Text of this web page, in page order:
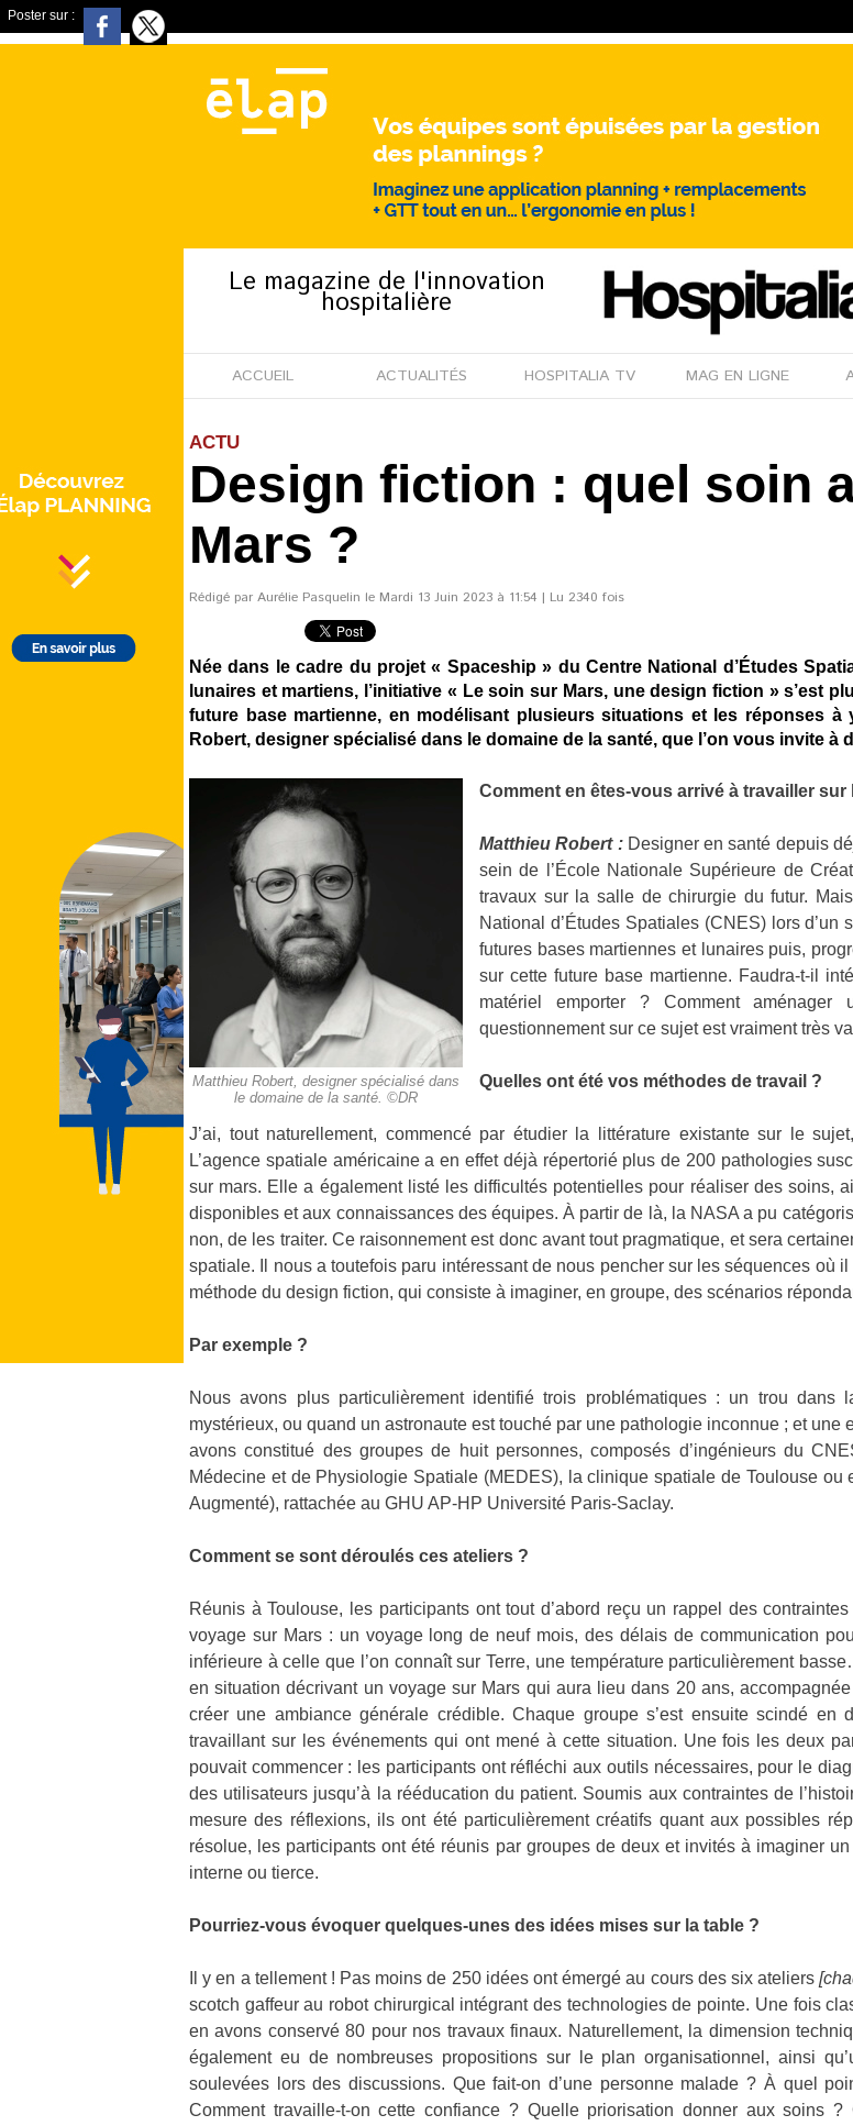
Poster sur :
Le magazine de l'innovation
hospitalière
ACCUEIL ACTUALITÉS HOSPITALIA TV MAG EN LIGNE
ACTU
Design fiction : quel soin
Mars ?
Rédigé par Aurélie Pasquelin le Mardi 13 Juin 2023 à 11:54 | Lu 2340 fois
Née dans le cadre du projet « Spaceship » du Centre National d’Études
lunaires et martiens, l’initiative « Le soin sur Mars, une design fiction » s’est
future base martienne, en modélisant plusieurs situations et les réponses
Robert, designer spécialisé dans le domaine de la santé, que l’on vous invite à
Matthieu Robert, designer spécialisé dans
le domaine de la santé. ©DR
Comment en êtes-vous arrivé à travailler sur
Matthieu Robert :Designer en santé depuis
sein de l’École Nationale Supérieure de
travaux sur la salle de chirurgie du futur.
National d’Études Spatiales (CNES) lors
futures bases martiennes et lunaires puis,
sur cette future base martienne. Faudra-t-il
matériel emporter ? Comment
questionnement sur ce sujet est vraiment très
Quelles ont été vos méthodes de travail ?
J’ai, tout naturellement, commencé par étudier la littérature existante sur le
L’agence spatiale américaine a en effet déjà répertorié plus de 200 pathologies
sur mars. Elle a également listé les difficultés potentielles pour réaliser des soins,
disponibles et aux connaissances des équipes. À partir de là, la NASA a pu
non, de les traiter. Ce raisonnement est donc avant tout pragmatique, et sera
spatiale. Il nous a toutefois paru intéressant de nous pencher sur les séquences où
méthode du design fiction, qui consiste à imaginer, en groupe, des scénarios
Par exemple ?
Nous avons plus particulièrement identifié trois problématiques : un trou dans
mystérieux, ou quand un astronaute est touché par une pathologie inconnue ; et
avons constitué des groupes de huit personnes, composés d’ingénieurs du
Médecine et de Physiologie Spatiale (MEDES), la clinique spatiale de Toulouse ou
Augmenté), rattachée au GHU AP-HP Université Paris-Saclay.
Comment se sont déroulés ces ateliers ?
Réunis à Toulouse, les participants ont tout d’abord reçu un rappel des
voyage sur Mars : un voyage long de neuf mois, des délais de communication
inférieure à celle que l’on connaît sur Terre, une température particulièrement
en situation décrivant un voyage sur Mars qui aura lieu dans 20 ans,
créer une ambiance générale crédible. Chaque groupe s’est ensuite scindé en
travaillant sur les événements qui ont mené à cette situation. Une fois les deux
pouvait commencer : les participants ont réfléchi aux outils nécessaires, pour le
des utilisateurs jusqu’à la rééducation du patient. Soumis aux contraintes de
mesure des réflexions, ils ont été particulièrement créatifs quant aux possibles
résolue, les participants ont été réunis par groupes de deux et invités à imaginer
interne ou tierce.
Pourriez-vous évoquer quelques-unes des idées mises sur la table ?
Il y en a tellement ! Pas moins de 250 idées ont émergé au cours des six ateliers
scotch gaffeur au robot chirurgical intégrant des technologies de pointe. Une fois
en avons conservé 80 pour nos travaux finaux. Naturellement, la dimension
également eu de nombreuses propositions sur le plan organisationnel, ainsi
soulevées lors des discussions. Que fait-on d’une personne malade ? À quel
Comment travaille-t-on cette confiance ? Quelle priorisation donner aux soins